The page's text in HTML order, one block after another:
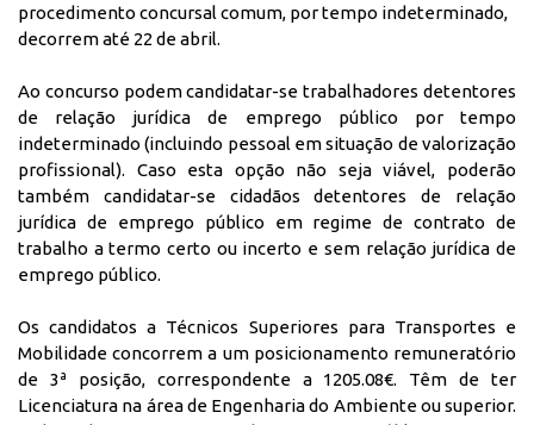
procedimento concursal comum, por tempo indeterminado,
decorrem até 22 de abril.
Ao concurso podem candidatar-se trabalhadores detentores
de relação jurídica de emprego público por tempo
indeterminado (incluindo pessoal em situação de valorização
profissional). Caso esta opção não seja viável, poderão
também candidatar-se cidadãos detentores de relação
jurídica de emprego público em regime de contrato de
trabalho a termo certo ou incerto e sem relação jurídica de
emprego público.
Os candidatos a Técnicos Superiores para Transportes e
Mobilidade concorrem a um posicionamento remuneratório
de 3ª posição, correspondente a 1205.08€. Têm de ter
Licenciatura na área de Engenharia do Ambiente ou superior.